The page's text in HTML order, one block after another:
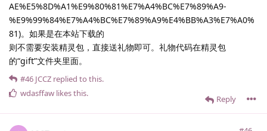
AE%E5%8D%A1%E9%80%81%E7%A4%BC%E7%89%A9-
%E9%99%84%E7%A4%BC%E7%89%A9%E4%BB%A3%E7%A0%
81)。如果是在本站下载的
则不需要安装精灵包，直接送礼物即可。礼物代码在精灵包
的“gift”文件夹里面。
Reply
#46 JCCZ replied to this.
wdasffaw likes this.